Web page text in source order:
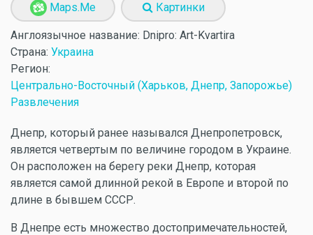
Maps.Me Картинки
Англоязычное название: Dnipro: Art-Kvartira
Страна: Украина
Регион:
Центрально-Восточный (Харьков, Днепр, Запорожье)
Развлечения
Днепр, который ранее назывался Днепропетровск,
является четвертым по величине городом в Украине.
Он расположен на берегу реки Днепр, которая
является самой длинной рекой в Европе и второй по
длине в бывшем СССР.
В Днепре есть множество достопримечательностей,